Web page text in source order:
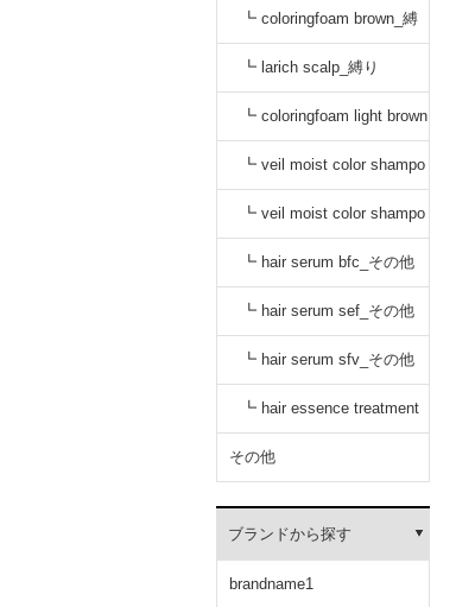
り
┗ coloringfoam brown_縛
り
┗ larich scalp_縛り
┗ coloringfoam light brown
_縛り
┗ veil moist color shampo
o black_縛り
┗ veil moist color shampo
o dark brown_縛り
┗ hair serum bfc_その他
┗ hair serum sef_その他
┗ hair serum sfv_その他
┗ hair essence treatment
dr_その他
その他
ブランドから探す
brandname1